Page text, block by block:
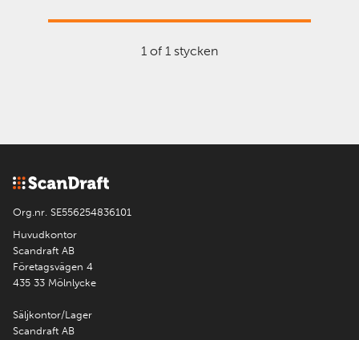
1 of 1 stycken
Org.nr. SE556254836101
Huvudkontor
Scandraft AB
Företagsvägen 4
435 33 Mölnlycke
Säljkontor/Lager
Scandraft AB